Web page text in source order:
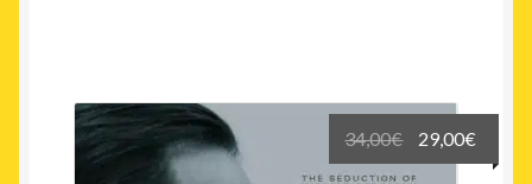
34,00€
Le
prix
29,00€
prix